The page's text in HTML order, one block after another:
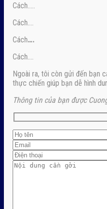
Cách…..
Cách….
Cách….
Cách….
Ngoài ra, tôi còn gửi đến bạn
thực chiến giúp bạn dễ hình
Thông tin của bạn được